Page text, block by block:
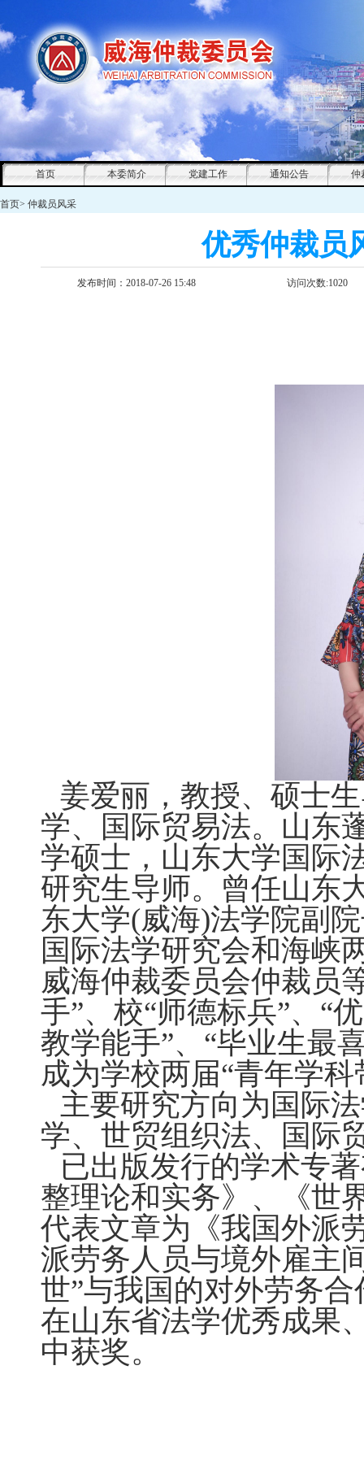
首页 本委简介 党建工作 通知公告 仲
首页> 仲裁员风采
优秀仲裁员
发布时间：2018-07-26 15:48 访问次数:1020
姜爱丽，教授、硕士
学、国际贸易法。山东
学硕士，山东大学国际
研究生导师。曾任山东
东大学(威海)法学院副
国际法学研究会和海峡
威海仲裁委员会仲裁员
手”、校“师德标兵”、“
教学能手”、“毕业生最
成为学校两届“青年学科
主要研究方向为国际
学、世贸组织法、国际
已出版发行的学术专
整理论和实务》、《世
代表文章为《我国外派
派劳务人员与境外雇主
世”与我国的对外劳务
在山东省法学优秀成果
中获奖。